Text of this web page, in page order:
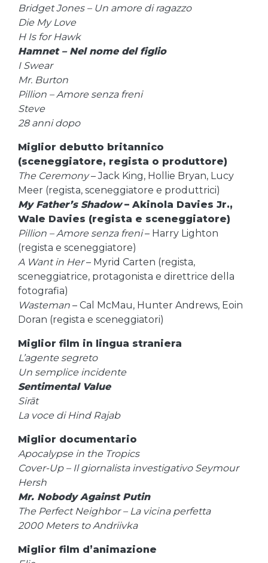
Bridget Jones – Un amore di ragazzo
Die My Love
H Is for Hawk
Hamnet – Nel nome del figlio
I Swear
Mr. Burton
Pillion – Amore senza freni
Steve
28 anni dopo
Miglior debutto britannico
(sceneggiatore, regista o produttore)
The Ceremony– Jack King, Hollie Bryan, Lucy
Meer (regista, sceneggiatore e produttrici)
My Father’s Shadow– Akinola Davies Jr.,
Wale Davies (regista e sceneggiatore)
Pillion – Amore senza freni– Harry Lighton
(regista e sceneggiatore)
A Want in Her– Myrid Carten (regista,
sceneggiatrice, protagonista e direttrice della
fotografia)
Wasteman – Cal McMau, Hunter Andrews, Eoin
Doran (regista e sceneggiatori)
Miglior film in lingua straniera
L’agente segreto
Un semplice incidente
Sentimental Value
Sirāt
La voce di Hind Rajab
Miglior documentario
Apocalypse in the Tropics
Cover-Up – Il giornalista investigativo Seymour
Hersh
Mr. Nobody Against Putin
The Perfect Neighbor – La vicina perfetta
2000 Meters to Andriivka
Miglior film d’animazione